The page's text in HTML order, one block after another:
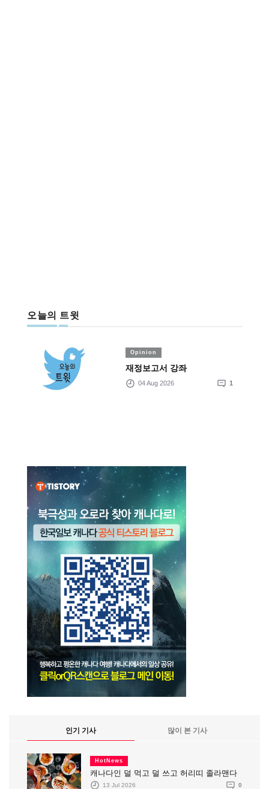
오늘의 트윗
Opinion
재정보고서 강좌
04 Aug 2026 1
인기 기사 많이 본 기사
HotNews
캐나다인 덜 먹고 덜 쓰고 허리띠 졸라맨다
13 Jul 2026 0